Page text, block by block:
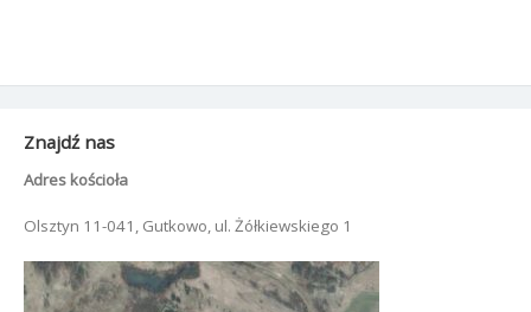
Znajdź nas
Adres kościoła
Olsztyn 11-041, Gutkowo, ul. Żółkiewskiego 1